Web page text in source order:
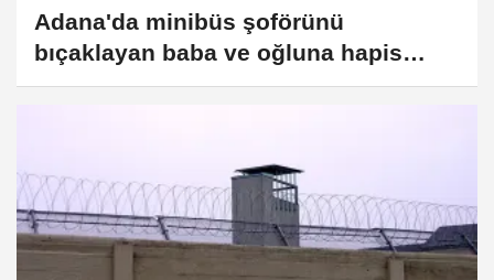
Adana'da minibüs şoförünü
bıçaklayan baba ve oğluna hapis
cezası verildi